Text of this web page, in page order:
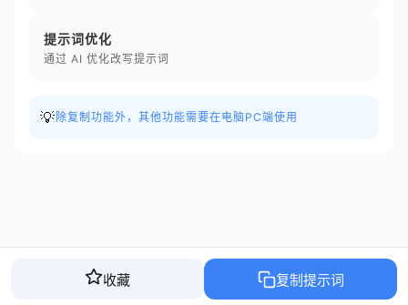
提示词优化
通过 AI 优化改写提示词
💡 除复制功能外，其他功能需要在电脑PC端使用
收藏 复制提示词